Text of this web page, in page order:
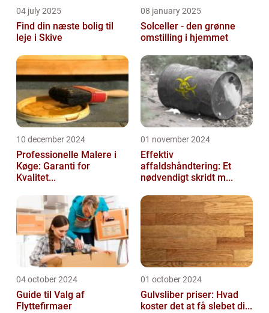
04 july 2025
Find din næste bolig til
leje i Skive
08 january 2025
Solceller - den grønne
omstilling i hjemmet
10 december 2024
Professionelle Malere i
Køge: Garanti for
Kvalitet...
01 november 2024
Effektiv
affaldshåndtering: Et
nødvendigt skridt m...
04 october 2024
Guide til Valg af
Flyttefirmaer
01 october 2024
Gulvsliber priser: Hvad
koster det at få slebet di...